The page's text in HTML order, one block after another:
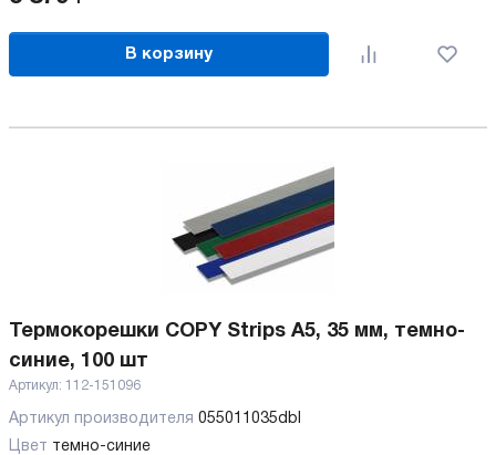
В корзину
Термокорешки COPY Strips A5, 35 мм, темно-
синие, 100 шт
Артикул: 112-151096
Артикул производителя 055011035dbl
Цвет темно-синие